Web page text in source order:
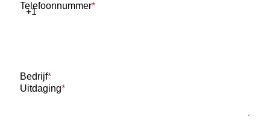
Telefoonnummer*
Bedrijf*
Uitdaging*